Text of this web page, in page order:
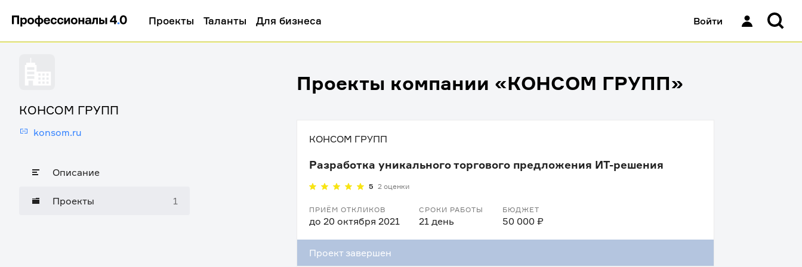
Проекты Таланты Для бизнеса Войти
КОНСОМ ГРУПП
konsom.ru
Описание
Проекты 1
Проекты компании «КОНСОМ ГРУПП»
КОНСОМ ГРУПП
Разработка уникального торгового предложения ИТ-решения
5 2 оценки
ПРИЁМ ОТКЛИКОВ
до 20 октября 2021
СРОКИ РАБОТЫ
21 день
БЮДЖЕТ
50 000 ₽
Проект завершен